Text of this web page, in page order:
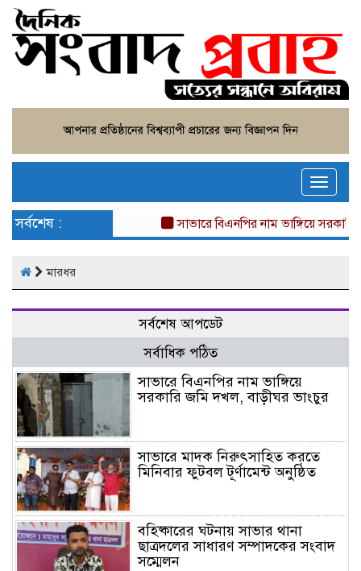
Toggle
সর্বশেষ : সাভারে বিএনপির নাম ভাঙ্গিয়ে
মারধর
সর্বশেষ আপডেট
সর্বাধিক পঠিত
সাভারে বিএনপির নাম ভাঙ্গিয়ে
সরকারি জমি দখল, বাড়ীঘর ভাংচুর
সাভারে মাদক নিরুৎসাহিত করতে
মিনিবার ফুটবল টূর্ণামেন্ট অনুষ্ঠিত
বহিষ্কারের ঘটনায় সাভার থানা
ছাত্রদলের সাধারণ সম্পাদকের সংবাদ
সম্মেলন